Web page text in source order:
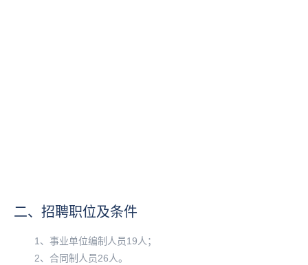
江苏海事职业技术学院2015年长期公开招聘教师公告
二、招聘职位及条件
1、事业单位编制人员19人；
2、合同制人员26人。